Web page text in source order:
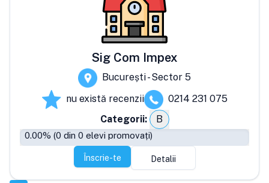
Sig Com Impex
București - Sector 5
nu există recenzii
0214 231 075
Categorii:
B
0.00% (0 din 0 elevi promovați)
Înscrie-te Detalii